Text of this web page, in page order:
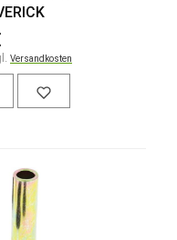
Versandkosten